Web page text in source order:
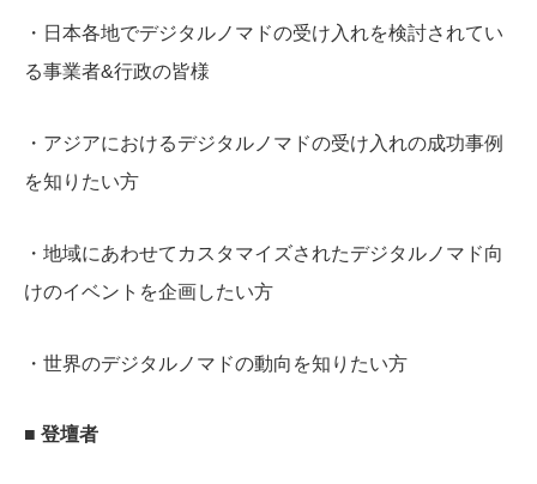
・日本各地でデジタルノマドの受け入れを検討されてい
る事業者&行政の皆様
・アジアにおけるデジタルノマドの受け入れの成功事例
を知りたい方
・地域にあわせてカスタマイズされたデジタルノマド向
けのイベントを企画したい方
・世界のデジタルノマドの動向を知りたい方
■ 登壇者